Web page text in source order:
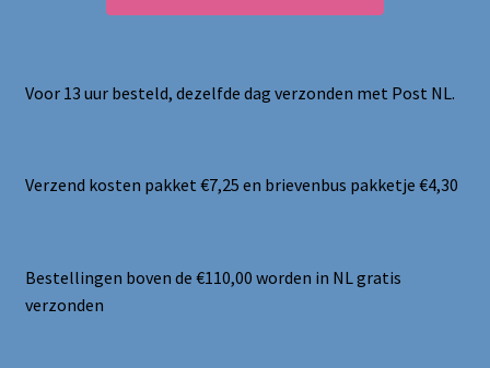
Voor 13 uur besteld, dezelfde dag verzonden met Post NL.
Verzend kosten pakket €7,25 en brievenbus pakketje €4,30
Bestellingen boven de €110,00 worden in NL gratis
verzonden